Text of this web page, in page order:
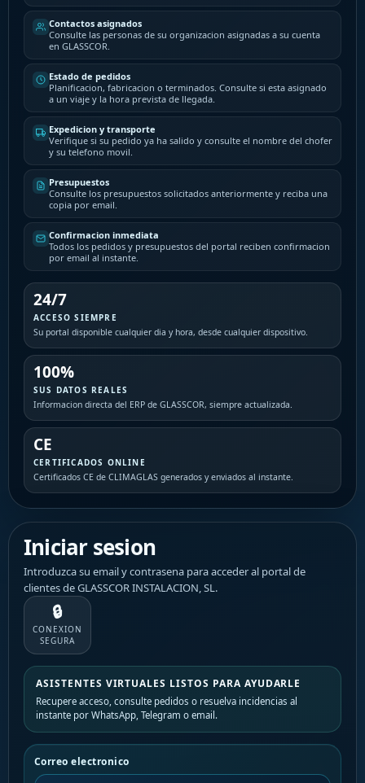
Contactos asignados
Consulte las personas de su organizacion asignadas a su cuenta
en GLASSCOR.
Estado de pedidos
Planificacion, fabricacion o terminados. Consulte si esta asignado
a un viaje y la hora prevista de llegada.
Expedicion y transporte
Verifique si su pedido ya ha salido y consulte el nombre del chofer
y su telefono movil.
Presupuestos
Consulte los presupuestos solicitados anteriormente y reciba una
copia por email.
Confirmacion inmediata
Todos los pedidos y presupuestos del portal reciben confirmacion
por email al instante.
24/7
ACCESO SIEMPRE
Su portal disponible cualquier dia y hora, desde cualquier dispositivo.
100%
SUS DATOS REALES
Informacion directa del ERP de GLASSCOR, siempre actualizada.
CE
CERTIFICADOS ONLINE
Certificados CE de CLIMAGLAS generados y enviados al instante.
Iniciar sesion
Introduzca su email y contrasena para acceder al portal de
clientes de GLASSCOR INSTALACION, SL.
🔒
CONEXION
SEGURA
ASISTENTES VIRTUALES LISTOS PARA AYUDARLE
Recupere acceso, consulte pedidos o resuelva incidencias al
instante por WhatsApp, Telegram o email.
Correo electronico